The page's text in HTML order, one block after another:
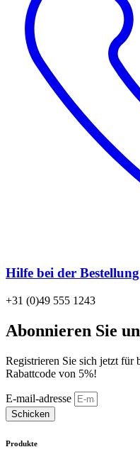
Hilfe bei der
+31 (0)49 555 1243
Abonnieren Sie
Registrieren Sie sich jetzt für
Rabattcode von 5%!
E-mail-adresse
Schicken
Produkte